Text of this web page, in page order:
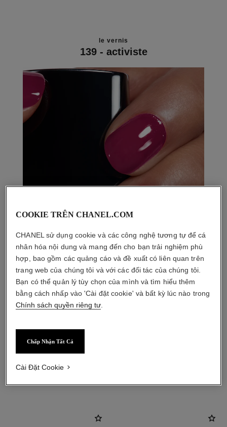
le vernis
139 - activiste
COOKIE TRÊN CHANEL.COM
CHANEL sử dụng cookie và các công nghệ tương tự để cá
nhân hóa nội dung và mang đến cho bạn trải nghiệm phù
hợp, bao gồm các quảng cáo và đề xuất có liên quan trên
trang web của chúng tôi và với các đối tác của chúng tôi.
Bạn có thể quản lý tùy chọn của mình và tìm hiểu thêm
bằng cách nhấp vào 'Cài đặt cookie' và bất kỳ lúc nào trong
Chính sách quyền riêng tư
Chấp Nhận Tất Cả
Cài Đặt Cookie